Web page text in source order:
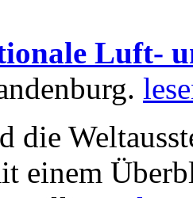
Luft-
die
einem